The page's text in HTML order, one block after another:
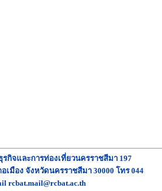
กิจและการท่องเที่ยวนครราชสีมา 197
เมือง จังหวัดนครราชสีมา 30000 โทร 044
rcbat.mail@rcbat.ac.th